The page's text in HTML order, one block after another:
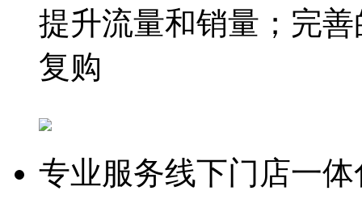
提升流量和销量；完
复购
专业服务线下门店一